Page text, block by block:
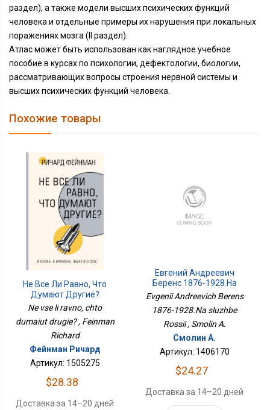
раздел), а также модели высших психических функций
человека и отдельные примеры их нарушения при локальных
поражениях мозга (II раздел).
Атлас может быть использован как наглядное учебное
пособие в курсах по психологии, дефектологии, биологии,
рассматривающих вопросы строения нервной системы и
высших психических функций человека.
Похожие товары
Не Все Ли Равно, Что
Думают Другие?
Ne vse li ravno, chto
dumaiut drugie? , Feinman
Richard
Фейнман Ричард
Артикул: 1505275
$28.38
Доставка за 14–20 дней
Евгений Андреевич
Беренс 1876-1928.На
Службе России
Evgenii Andreevich Berens
1876-1928.Na sluzhbe
Rossii , Smolin A.
Смолин А.
Артикул: 1406170
$24.27
Доставка за 14–20 дней